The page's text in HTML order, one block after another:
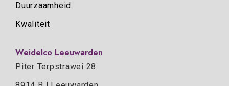
Duurzaamheid
Kwaliteit
Weidelco Leeuwarden
Piter Terpstrawei 28